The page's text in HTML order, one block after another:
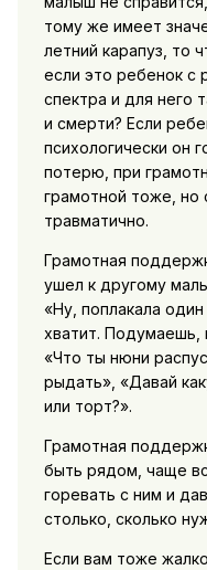
тому же имеет
летний карапуз, то
если это ребенок с
спектра и для него
и смерти? Если
психологически он
потерю, при
грамотной тоже, но
травматично.
Грамотная
ушел к другому
«Ну, поплакала
хватит. Подумаешь,
«Что ты нюни
рыдать», «Давай
или торт?».
Грамотная
быть рядом, чаще
горевать с ним и
столько, сколько
Если вам тоже